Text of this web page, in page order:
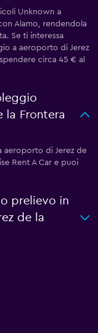
Unknown a
Alamo, rendendola
Se ti interessa
a aeroporto di Jerez
circa 45 € al
la Frontera
aeroporto di Jerez de
Rent A Car e puoi
prelievo in
de la